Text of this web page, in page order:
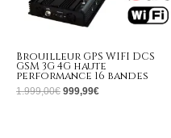
Brouilleur GPS WIFI DCS
GSM 3G 4G haute
performance 16 bandes
1.999,00€ 999,99€